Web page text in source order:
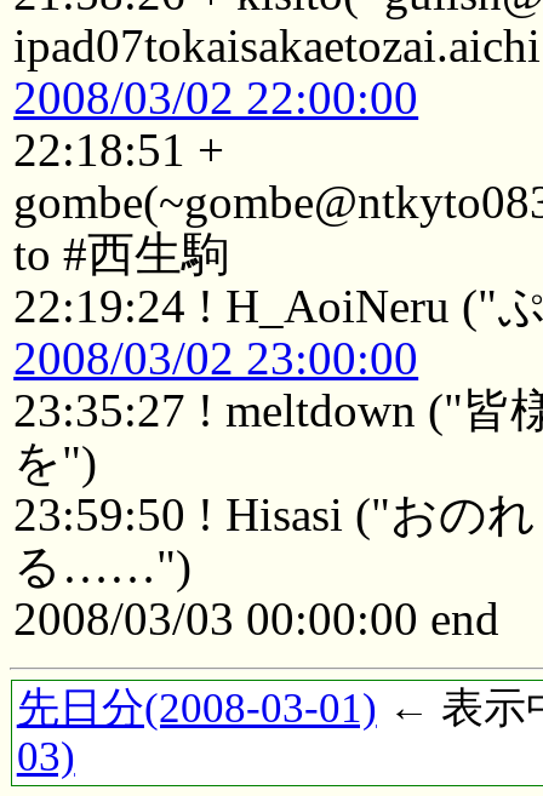
2008/03/02 22:00:00
22:18:51 +
to #西生駒
22:19:24 ! H_AoiNeru ("
2008/03/02 23:00:00
23:35:27 ! meltdown ("
を")
23:59:50 ! Hisasi ("おの
る……")
2008/03/03 00:00:00 end
先日分(2008-03-01) ← 表示
03)